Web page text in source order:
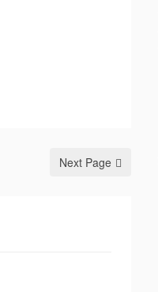
Next Page